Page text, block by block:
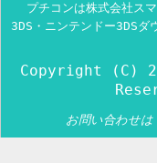
プチコンは株式会社ス
3DS・ニンテンドー3DSダ
Copyright (C)
お問い合わせは